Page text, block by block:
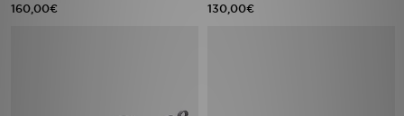
160,00€ 130,00€